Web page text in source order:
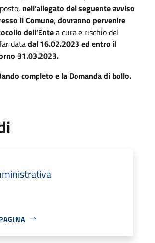
nell'allegato del seguente avviso
il Comune, dovranno pervenire
dell’Entea cura e rischio del
datadal 16.02.2023 ed entro il
31.03.2023.
completo e la Domanda di bollo.